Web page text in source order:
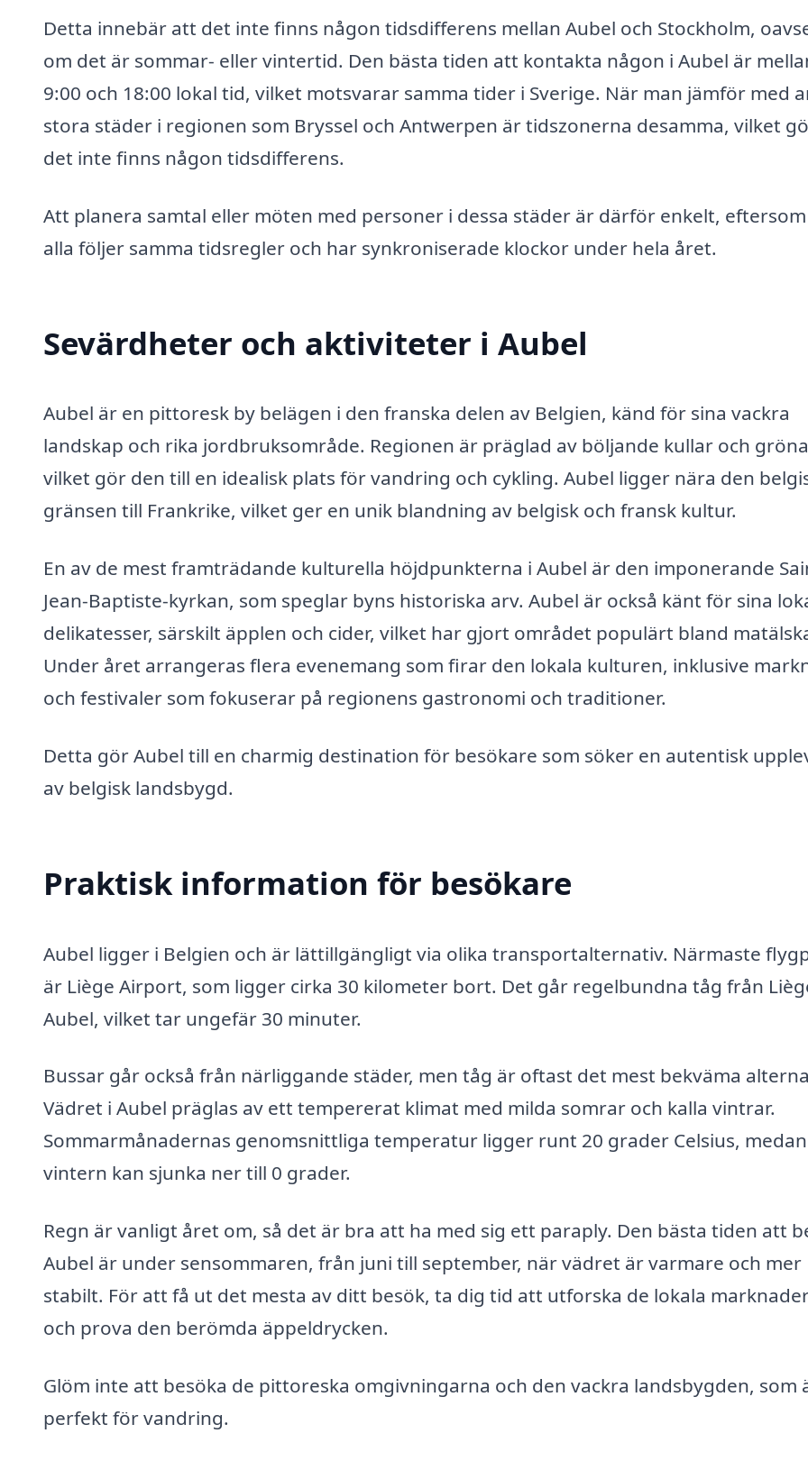
Detta innebär att det inte finns någon tidsdifferens mellan Aubel och Stockholm,
om det är sommar- eller vintertid. Den bästa tiden att kontakta någon i Aubel är
9:00 och 18:00 lokal tid, vilket motsvarar samma tider i Sverige. När man jämför med
stora städer i regionen som Bryssel och Antwerpen är tidszonerna desamma, vilket
det inte finns någon tidsdifferens.
Att planera samtal eller möten med personer i dessa städer är därför enkelt,
alla följer samma tidsregler och har synkroniserade klockor under hela året.
Sevärdheter och aktiviteter i Aubel
Aubel är en pittoresk by belägen i den franska delen av Belgien, känd för sina vackra
landskap och rika jordbruksområde. Regionen är präglad av böljande kullar och
vilket gör den till en idealisk plats för vandring och cykling. Aubel ligger nära den
gränsen till Frankrike, vilket ger en unik blandning av belgisk och fransk kultur.
En av de mest framträdande kulturella höjdpunkterna i Aubel är den imponerande
Jean-Baptiste-kyrkan, som speglar byns historiska arv. Aubel är också känt för sina
delikatesser, särskilt äpplen och cider, vilket har gjort området populärt bland
Under året arrangeras flera evenemang som firar den lokala kulturen, inklusive
och festivaler som fokuserar på regionens gastronomi och traditioner.
Detta gör Aubel till en charmig destination för besökare som söker en autentisk
av belgisk landsbygd.
Praktisk information för besökare
Aubel ligger i Belgien och är lättillgängligt via olika transportalternativ. Närmaste
är Liège Airport, som ligger cirka 30 kilometer bort. Det går regelbundna tåg från
Aubel, vilket tar ungefär 30 minuter.
Bussar går också från närliggande städer, men tåg är oftast det mest bekväma
Vädret i Aubel präglas av ett tempererat klimat med milda somrar och kalla vintrar.
Sommarmånadernas genomsnittliga temperatur ligger runt 20 grader Celsius, medan
vintern kan sjunka ner till 0 grader.
Regn är vanligt året om, så det är bra att ha med sig ett paraply. Den bästa tiden att
Aubel är under sensommaren, från juni till september, när vädret är varmare och mer
stabilt. För att få ut det mesta av ditt besök, ta dig tid att utforska de lokala
och prova den berömda äppeldrycken.
Glöm inte att besöka de pittoreska omgivningarna och den vackra landsbygden, som
perfekt för vandring.